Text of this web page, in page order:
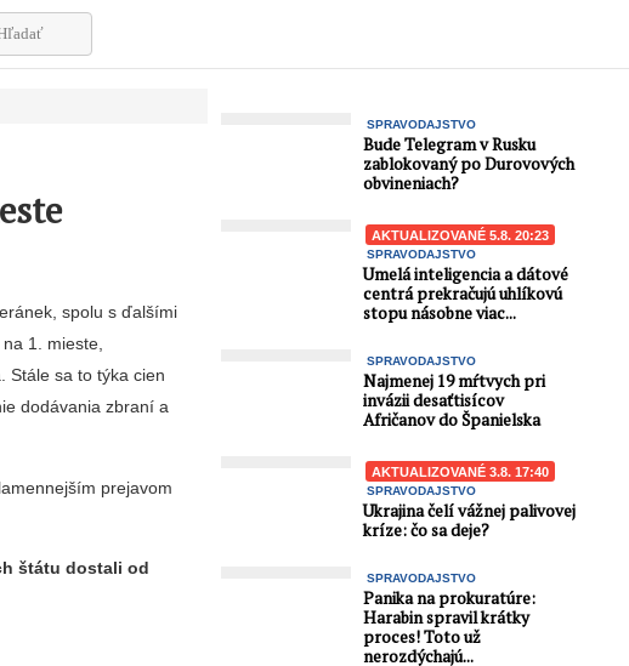
spolu s ďalšími
1. mieste,
Stále sa to týka cien
dodávania zbraní a
prejavom
štátu dostali od
SPRAVODAJSTVO
Bude Telegram v Rusku
zablokovaný po Durovových
obvineniach?
AKTUALIZOVANÉ 5.8. 20:23
SPRAVODAJSTVO
Umelá inteligencia a dátové
centrá prekračujú uhlíkovú
stopu násobne viac...
SPRAVODAJSTVO
Najmenej 19 mŕtvych pri
invázii desaťtisícov
Afričanov do Španielska
AKTUALIZOVANÉ 3.8. 17:40
SPRAVODAJSTVO
Ukrajina čelí vážnej palivovej
kríze: čo sa deje?
SPRAVODAJSTVO
Panika na prokuratúre:
Harabin spravil krátky
proces! Toto už
nerozdýchajú...